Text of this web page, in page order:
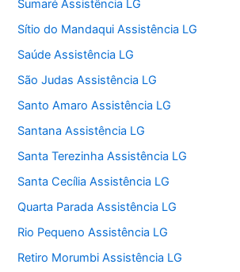
Sumaré Assistência LG
Sítio do Mandaqui Assistência LG
Saúde Assistência LG
São Judas Assistência LG
Santo Amaro Assistência LG
Santana Assistência LG
Santa Terezinha Assistência LG
Santa Cecília Assistência LG
Quarta Parada Assistência LG
Rio Pequeno Assistência LG
Retiro Morumbi Assistência LG